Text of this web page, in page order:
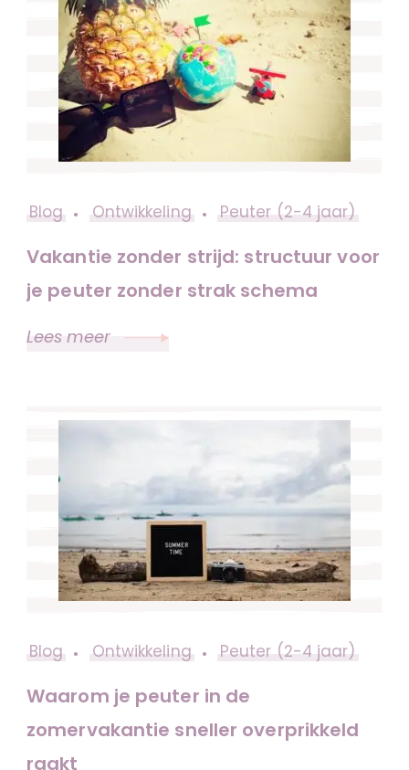
Blog Ontwikkeling Peuter (2-4 jaar)
Vakantie zonder strijd: structuur voor
je peuter zonder strak schema
Lees meer
Blog Ontwikkeling Peuter (2-4 jaar)
Waarom je peuter in de
zomervakantie sneller overprikkeld
raakt